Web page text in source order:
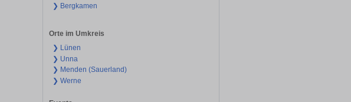
❯ Bergkamen
Orte im Umkreis
❯ Lünen
❯ Unna
❯ Menden (Sauerland)
❯ Werne